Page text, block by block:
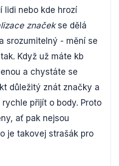
lidi nebo kde hrozí
značekse dělá
srozumitelný - mění se
Když už máte kb
a chystáte se
důležitý znát značky a
přijít o body. Proto
ať pak nejsou
je takovej strašák pro